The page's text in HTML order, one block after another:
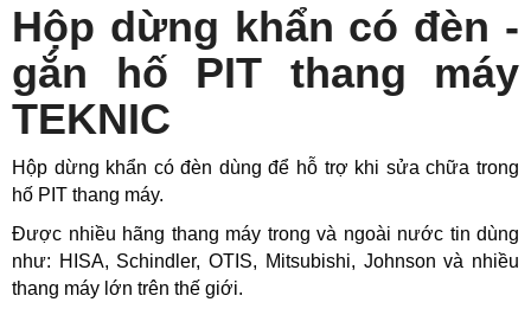
Hộp dừng khẩn có đèn -
gắn hố PIT thang máy
TEKNIC
Hộp dừng khẩn có đèn dùng để hỗ trợ khi sửa chữa trong
hố PIT thang máy.
Được nhiều hãng thang máy trong và ngoài nước tin dùng
như: HISA, Schindler, OTIS, Mitsubishi, Johnson và nhiều
thang máy lớn trên thế giới.